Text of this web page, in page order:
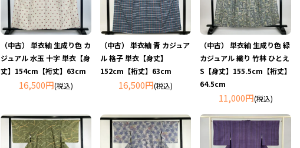
（中古） 単衣紬 生成り色 カ
ジュアル 水玉 十字 単衣【身
丈】154cm【裄丈】63cm
16,500円(税込)
（中古） 単衣紬 青 カジュア
ル 格子 単衣【身丈】
152cm【裄丈】63cm
16,500円(税込)
（中古） 単衣紬 生成り色 緑
カジュアル 織り 竹林 ひとえ
S【身丈】155.5cm【裄丈】
64.5cm
11,000円(税込)